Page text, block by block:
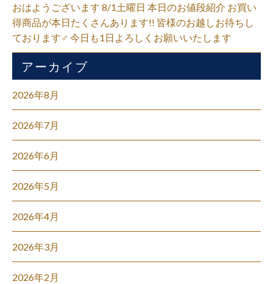
おはようございます 8/1土曜日 本日のお値段紹介 お買い
得商品が本日たくさんあります!! 皆様のお越しお待ちし
ております‍♂️ 今日も1日よろしくお願いいたします
アーカイブ
2026年8月
2026年7月
2026年6月
2026年5月
2026年4月
2026年3月
2026年2月